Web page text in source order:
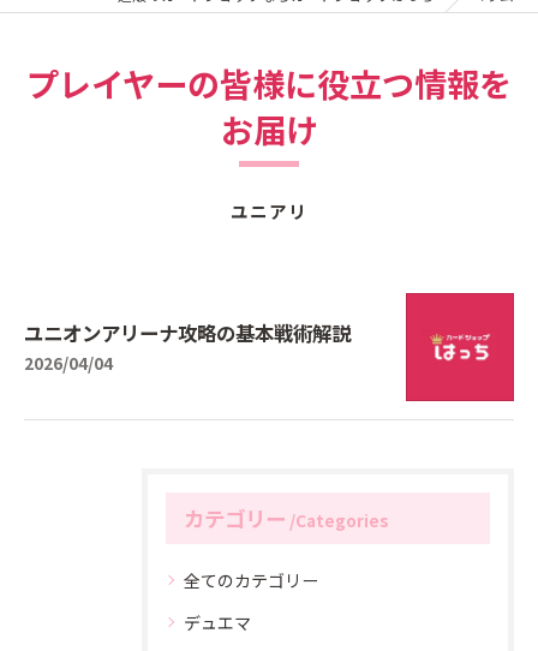
プレイヤーの皆様に役立つ情報を
お届け
ユニアリ
ユニオンアリーナ攻略の基本戦術解説
2026/04/04
カテゴリー Categories
全てのカテゴリー
デュエマ